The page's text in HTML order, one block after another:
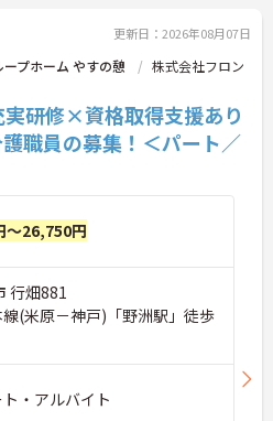
更新日：2026年08月07日
プホーム やすの憩
株式会社フロン
実研修×資格取得支援あり
職員の募集！＜パート／
～26,750円
行畑881
線(米原－神戸)「野洲駅」徒歩
・アルバイト